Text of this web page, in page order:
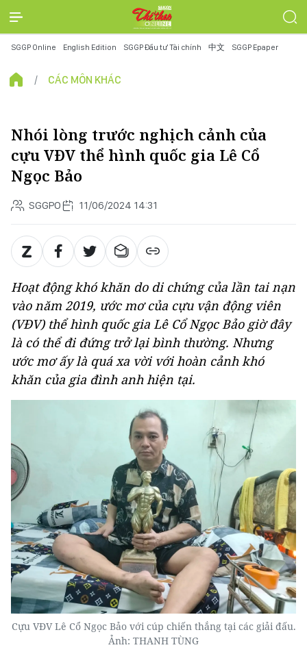
SGGP Online English Edition SGGP Đầu tư Tài chính 中文 SGGP Epaper
CÁC MÔN KHÁC
Nhói lòng trước nghịch cảnh của
cựu VĐV thể hình quốc gia Lê Cổ
Ngọc Bảo
SGGPO 11/06/2024 14:31
Hoạt động khó khăn do di chứng của lần tai nạn
vào năm 2019, ước mơ của cựu vận động viên
(VĐV) thể hình quốc gia Lê Cổ Ngọc Bảo giờ đây
là có thể đi đứng trở lại bình thường. Nhưng
ước mơ ấy là quá xa vời với hoàn cảnh khó
khăn của gia đình anh hiện tại.
Cựu VĐV Lê Cổ Ngọc Bảo với cúp chiến thắng tại các giải đấu.
Ảnh: THANH TÙNG